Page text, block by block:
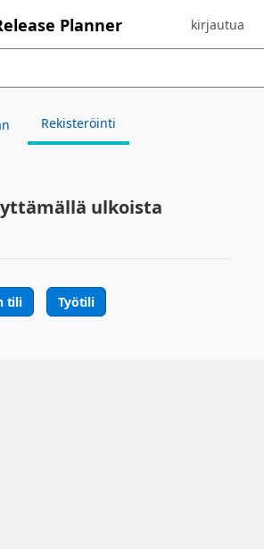
Planner Sign in to
kirjautua
Rekisteröinti
ulkoista
tili Työtili